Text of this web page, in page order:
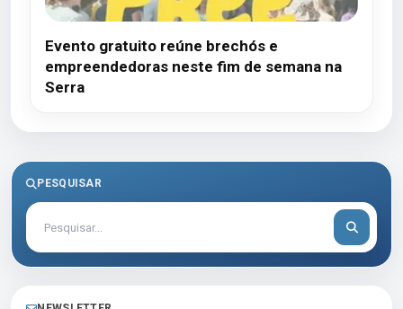
Evento gratuito reúne brechós e
empreendedoras neste fim de semana na
Serra
PESQUISAR